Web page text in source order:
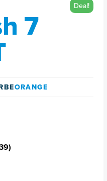
Deal!
7
ORANGE